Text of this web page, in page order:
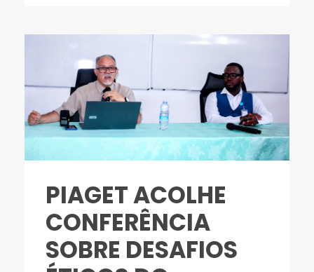
PIAGET ACOLHE
CONFERÊNCIA
SOBRE DESAFIOS